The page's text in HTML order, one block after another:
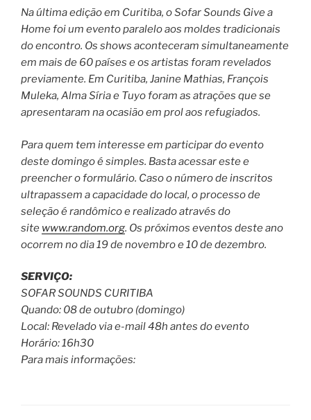
Na última edição em Curitiba, o Sofar Sounds Give a
Home foi um evento paralelo aos moldes tradicionais
do encontro. Os shows aconteceram simultaneamente
em mais de 60 países e os artistas foram revelados
previamente. Em Curitiba, Janine Mathias, François
Muleka, Alma Síria e Tuyo foram as atrações que se
apresentaram na ocasião em prol aos refugiados.
Para quem tem interesse em participar do evento
deste domingo é simples. Basta acessar este e
preencher o formulário. Caso o número de inscritos
ultrapassem a capacidade do local, o processo de
seleção é randômico e realizado através do
site www.random.org. Os próximos eventos deste ano
ocorrem no dia 19 de novembro e 10 de dezembro.
SERVIÇO:
SOFAR SOUNDS CURITIBA
Quando: 08 de outubro (domingo)
Local: Revelado via e-mail 48h antes do evento
Horário: 16h30
Para mais informações: